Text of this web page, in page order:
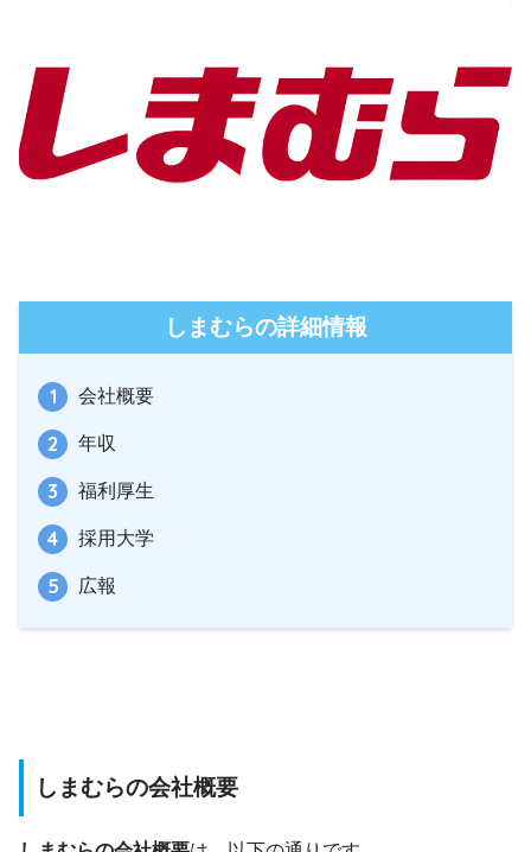
しまむらの詳細情報
会社概要
年収
福利厚生
採用大学
広報
しまむらの会社概要